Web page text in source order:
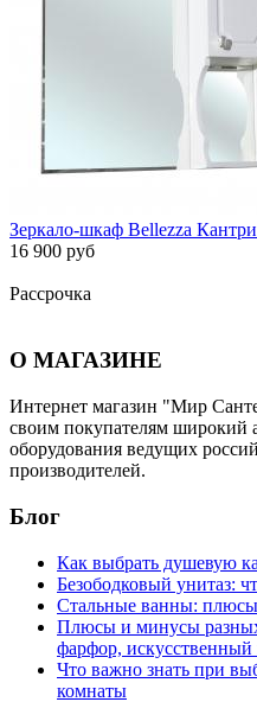
Зеркало-шкаф Bellezza
16 900 руб
Рассрочка
О МАГАЗИНЕ
Интернет магазин "Мир
своим покупателям широкий
оборудования ведущих
производителей.
Блог
Как выбрать душевую
Безободковый унитаз:
Стальные ванны:
Плюсы и минусы
фарфор, искусственный
Что важно знать при
комнаты